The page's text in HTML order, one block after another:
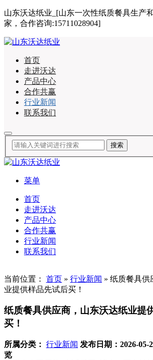
山东沃达纸业_[山东一次性纸质餐具生产
家，合作咨询:15711028904]
首页
走进沃达
产品中心
合作共赢
行业新闻
联系我们
菜单
首页
走进沃达
产品中心
合作共赢
行业新闻
联系我们
当前位置： 首页 » 行业新闻 » 纸质餐具供
业提供样品先试后买！
纸质餐具供应商，山东沃达纸业提
买！
所属分类： 行业新闻 发布日期：2026-05-
览